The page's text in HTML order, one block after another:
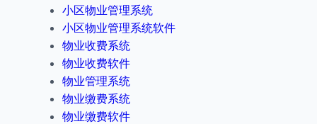
小区物业管理系统
小区物业管理系统软件
物业收费系统
物业收费软件
物业管理系统
物业缴费系统
物业缴费软件